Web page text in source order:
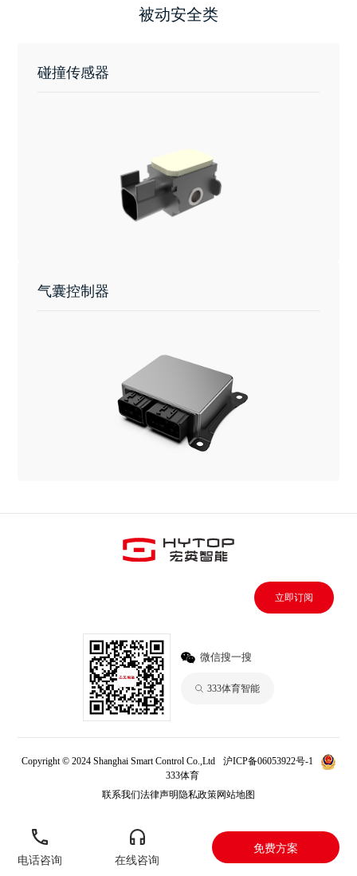
被动安全类
碰撞传感器
气囊控制器
立即订阅
微信搜一搜
333体育智能
Copyright © 2024 Shanghai Smart Control Co.,Ltd
沪ICP备06053922号-1
333体育
联系我们法律声明 隐私政策网站地图
电话咨询 在线咨询
免费方案